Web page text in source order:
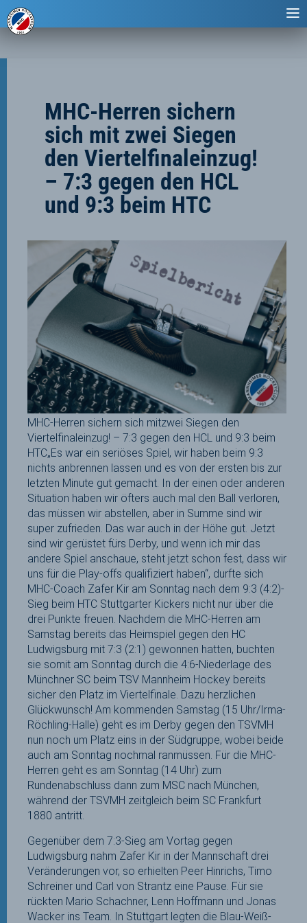
MHC-Herren sichern
sich mit zwei Siegen
den Viertelfinaleinzug!
– 7:3 gegen den HCL
und 9:3 beim HTC
MHC-Herren sichern sich mitzwei Siegen den
Viertelfinaleinzug! – 7:3 gegen den HCL und 9:3 beim
HTC„Es war ein seriöses Spiel, wir haben beim 9:3
nichts anbrennen lassen und es von der ersten bis zur
letzten Minute gut gemacht. In der einen oder anderen
Situation haben wir öfters auch mal den Ball verloren,
das müssen wir abstellen, aber in Summe sind wir
super zufrieden. Das war auch in der Höhe gut. Jetzt
sind wir gerüstet fürs Derby, und wenn ich mir das
andere Spiel anschaue, steht jetzt schon fest, dass wir
uns für die Play-offs qualifiziert haben“, durfte sich
MHC-Coach Zafer Kir am Sonntag nach dem 9:3 (4:2)-
Sieg beim HTC Stuttgarter Kickers nicht nur über die
drei Punkte freuen. Nachdem die MHC-Herren am
Samstag bereits das Heimspiel gegen den HC
Ludwigsburg mit 7:3 (2:1) gewonnen hatten, buchten
sie somit am Sonntag durch die 4:6-Niederlage des
Münchner SC beim TSV Mannheim Hockey bereits
sicher den Platz im Viertelfinale. Dazu herzlichen
Glückwunsch! Am kommenden Samstag (15 Uhr/Irma-
Röchling-Halle) geht es im Derby gegen den TSVMH
nun noch um Platz eins in der Südgruppe, wobei beide
auch am Sonntag nochmal ranmüssen. Für die MHC-
Herren geht es am Sonntag (14 Uhr) zum
Rundenabschluss dann zum MSC nach München,
während der TSVMH zeitgleich beim SC Frankfurt
1880 antritt.
Gegenüber dem 7:3-Sieg am Vortag gegen
Ludwigsburg nahm Zafer Kir in der Mannschaft drei
Veränderungen vor, so erhielten Peer Hinrichs, Timo
Schreiner und Carl von Strantz eine Pause. Für sie
rückten Mario Schachner, Lenn Hoffmann und Jonas
Wacker ins Team. In Stuttgart legten die Blau-Weiß-